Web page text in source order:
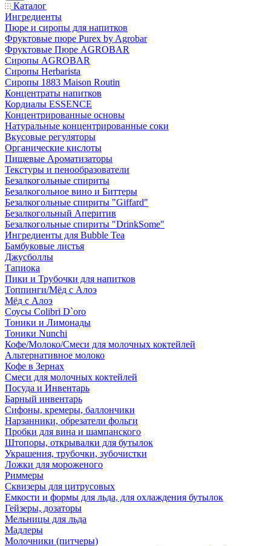
Каталог
Ингредиенты
Пюре и сиропы для напитков
Фруктовые пюре Purex by Agrobar
Фруктовые Пюре AGROBAR
Сиропы AGROBAR
Сиропы Herbarista
Сиропы 1883 Maison Routin
Концентраты напитков
Кордиалы ESSENCE
Концентрированные основы
Натуральные концентрированные соки
Вкусовые регуляторы
Органические кислоты
Пищевые Ароматизаторы
Текстуры и пенообразователи
Безалкогольные спириты
Безалкогольное вино и Биттеры
Безалкогольные спириты "Giffard"
Безалкогольный Аперитив
Безалкогольные спириты "DrinkSome"
Ингредиенты для Bubble Tea
Бамбуковые листья
Джусболлы
Тапиока
Пики и Трубочки для напитков
Топпинги/Мёд с Алоэ
Мёд с Алоэ
Соусы Colibri D`oro
Тоники и Лимонады
Тоники Nunchi
Кофе/Молоко/Смеси для молочных коктейлей
Альтернативное молоко
Кофе в Зернах
Смеси для молочных коктейлей
Посуда и Инвентарь
Барный инвентарь
Сифоны, кремеры, баллончики
Нарзанники, обрезатели фольги
Пробки для вина и шампанского
Штопоры, открывалки для бутылок
Украшения, трубочки, зубочистки
Ложки для мороженого
Риммеры
Сквизеры для цитрусовых
Емкости и формы для льда, для охлаждения бутылок
Гейзеры, дозаторы
Мельницы для льда
Мадлеры
Молочники (питчеры)